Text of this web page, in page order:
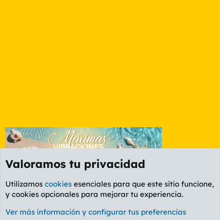
Foro General
Cookies PL OLDSTYLE AMARILLO
Valoramos tu privacidad
Utilizamos cookies esenciales para que este sitio funcione,
y cookies opcionales para mejorar tu experiencia.
Ver más información y configurar tus preferencias